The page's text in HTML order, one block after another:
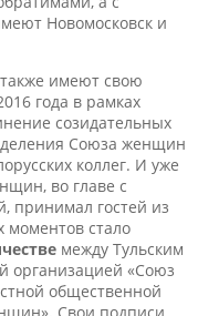
Новомосковск и
имеют свою
года в рамках
созидательных
Союза женщин
коллег. И уже
во главе с
принимал гостей из
моментов стало
между Тульским
организацией «Союз
общественной